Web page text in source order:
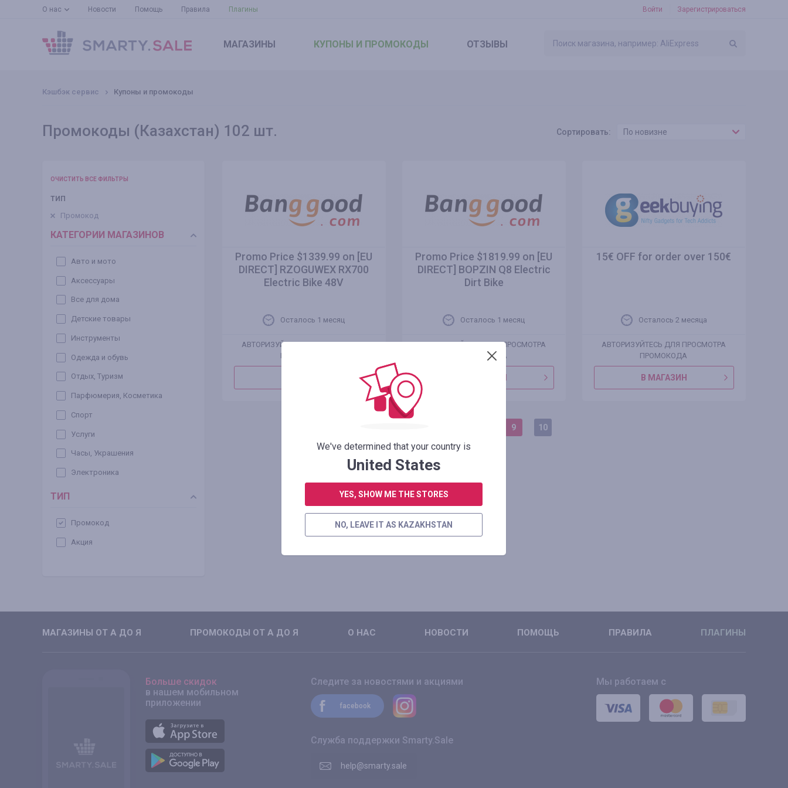
О нас Новости Помощь Правила Плагины Войти Зарегистрироваться
МАГАЗИНЫ КУПОНЫ И ПРОМОКОДЫ ОТЗЫВЫ
Кэшбэк сервис Купоны и промокоды
Промокоды (Казахстан) 102 шт. Сортировать: По новизне
ОЧИСТИТЬ ВСЕ ФИЛЬТРЫ
ТИП
Промокод
КАТЕГОРИИ МАГАЗИНОВ
Авто и мото
Аксессуары
Все для дома
Детские товары
Инструменты
Одежда и обувь
Отдых, Туризм
Парфюмерия, Косметика
Спорт
Услуги
Часы, Украшения
Электроника
ТИП
Промокод
Акция
Promo Price $1339.99 on [EU
DIRECT] RZOGUWEX RX700
Electric Bike 48V
Осталось 1 месяц
АВТОРИЗУЙТЕСЬ ДЛЯ ПРОСМОТРА
ПРОМОКОДА
Promo Price $1819.99 on [EU
DIRECT] BOPZIN Q8 Electric
Dirt Bike
Осталось 1 месяц
АВТОРИЗУЙТЕСЬ ДЛЯ ПРОСМОТРА
ПРОМОКОДА
15€ OFF for order over 150€
Осталось 2 месяца
АВТОРИЗУЙТЕСЬ ДЛЯ ПРОСМОТРА
ПРОМОКОДА
В МАГАЗИН
9 10
МАГАЗИНЫ ОТ А ДО Я ПРОМОКОДЫ ОТ А ДО Я О НАС НОВОСТИ ПОМОЩЬ ПРАВИЛА ПЛАГИНЫ
Больше скидок
в нашем мобильном
приложении
Мы работаем с
Следите за новостями и акциями
facebook
Служба поддержки Smarty.Sale
help@smarty.sale
We've determined that your country is
United States
YES, SHOW ME THE STORES
NO, LEAVE IT AS KAZAKHSTAN